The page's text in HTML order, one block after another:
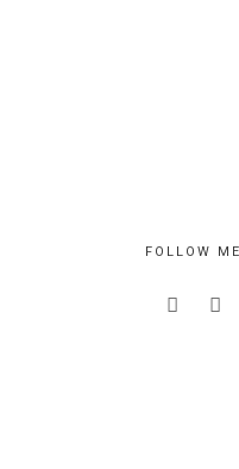
FOLLOW ME